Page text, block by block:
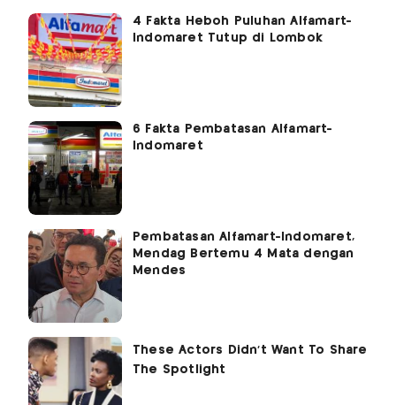
4 Fakta Heboh Puluhan Alfamart-
Indomaret Tutup di Lombok
6 Fakta Pembatasan Alfamart-
Indomaret
Pembatasan Alfamart-Indomaret,
Mendag Bertemu 4 Mata dengan
Mendes